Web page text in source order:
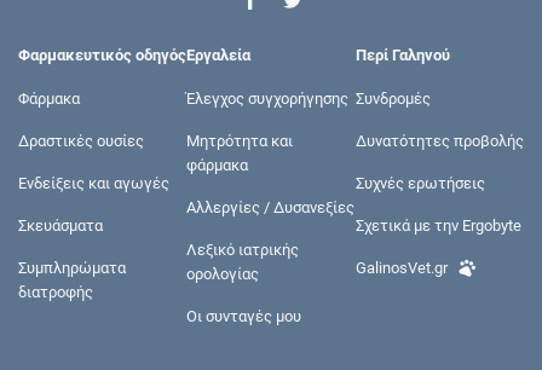
Φαρμακευτικός οδηγός
Φάρμακα
Δραστικές ουσίες
Ενδείξεις και αγωγές
Σκευάσματα
Συμπληρώματα
διατροφής
Εργαλεία
Έλεγχος συγχορήγησης
Μητρότητα και
φάρμακα
Αλλεργίες / Δυσανεξίες
Λεξικό ιατρικής
ορολογίας
Οι συνταγές μου
Περί Γαληνού
Συνδρομές
Δυνατότητες προβολής
Συχνές ερωτήσεις
Σχετικά με την Ergobyte
GalinosVet.gr